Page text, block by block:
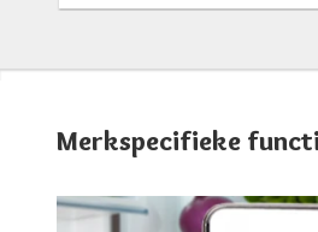
Merkspecifieke